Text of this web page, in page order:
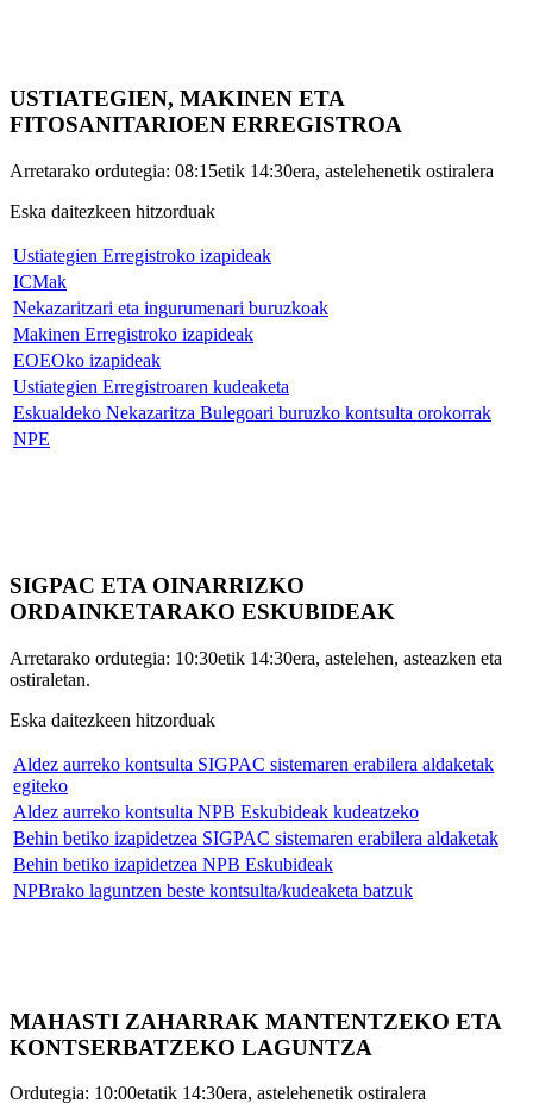
USTIATEGIEN, MAKINEN ETA
FITOSANITARIOEN ERREGISTROA
Arretarako ordutegia: 08:15etik 14:30era, astelehenetik ostiralera
Eska daitezkeen hitzorduak
Ustiategien Erregistroko izapideak
ICMak
Nekazaritzari eta ingurumenari buruzkoak
Makinen Erregistroko izapideak
EOEOko izapideak
Ustiategien Erregistroaren kudeaketa
Eskualdeko Nekazaritza Bulegoari buruzko kontsulta orokorrak
NPE
SIGPAC ETA OINARRIZKO
ORDAINKETARAKO ESKUBIDEAK
Arretarako ordutegia: 10:30etik 14:30era, astelehen, asteazken eta
ostiraletan.
Eska daitezkeen hitzorduak
Aldez aurreko kontsulta SIGPAC sistemaren erabilera aldaketak
egiteko
Aldez aurreko kontsulta NPB Eskubideak kudeatzeko
Behin betiko izapidetzea SIGPAC sistemaren erabilera aldaketak
Behin betiko izapidetzea NPB Eskubideak
NPBrako laguntzen beste kontsulta/kudeaketa batzuk
MAHASTI ZAHARRAK MANTENTZEKO ETA
KONTSERBATZEKO LAGUNTZA
Ordutegia: 10:00etatik 14:30era, astelehenetik ostiralera